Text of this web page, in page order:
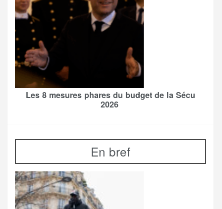
Les 8 mesures phares du budget de la Sécu
2026
En bref